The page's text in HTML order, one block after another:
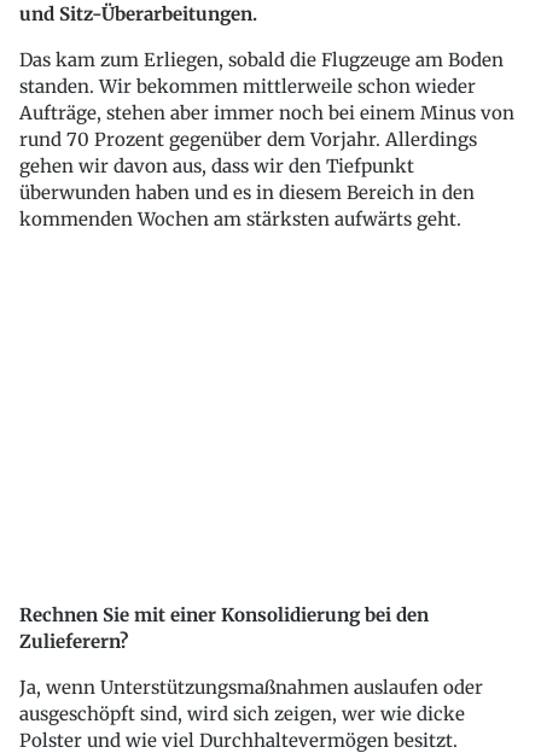
und Sitz-Überarbeitungen.
Das kam zum Erliegen, sobald die Flugzeuge am Boden
standen. Wir bekommen mittlerweile schon wieder
Aufträge, stehen aber immer noch bei einem Minus von
rund 70 Prozent gegenüber dem Vorjahr. Allerdings
gehen wir davon aus, dass wir den Tiefpunkt
überwunden haben und es in diesem Bereich in den
kommenden Wochen am stärksten aufwärts geht.
Rechnen Sie mit einer Konsolidierung bei den
Zulieferern?
Ja, wenn Unterstützungsmaßnahmen auslaufen oder
ausgeschöpft sind, wird sich zeigen, wer wie dicke
Polster und wie viel Durchhaltevermögen besitzt.